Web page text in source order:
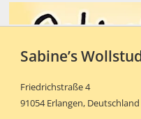
Sabine’s
Friedrichstraße 4
91054 Erlangen, Deutschland